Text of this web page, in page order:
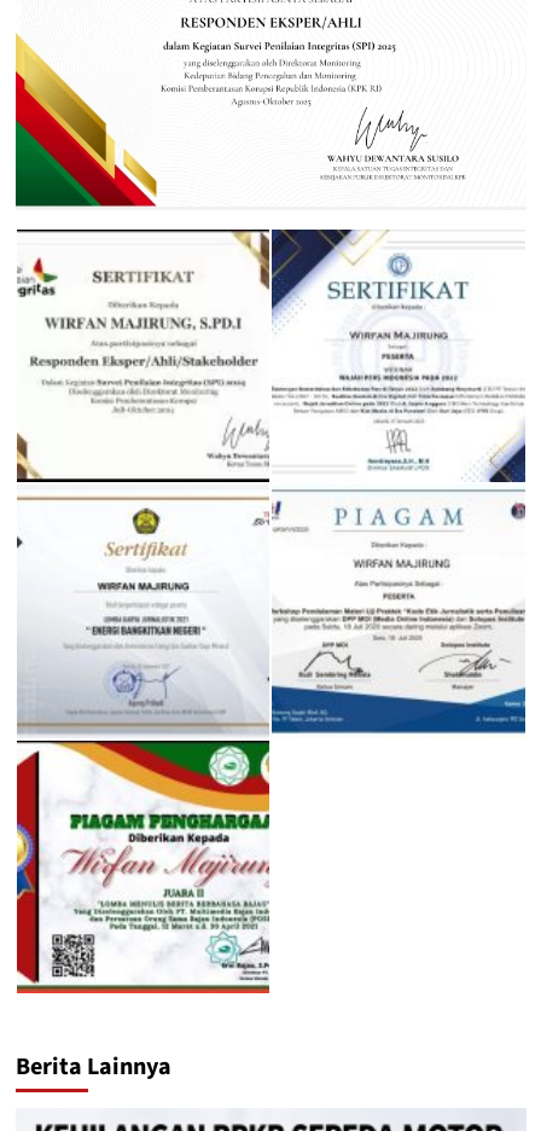
Berita Lainnya